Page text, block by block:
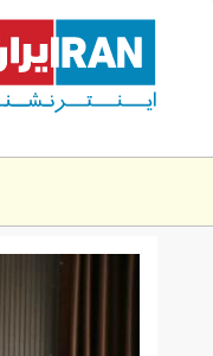
content